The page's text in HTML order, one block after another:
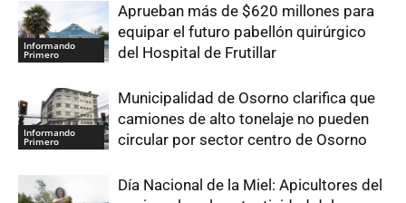
Informando
Primero
Aprueban más de $620 millones para
equipar el futuro pabellón quirúrgico
del Hospital de Frutillar
Informando
Primero
Municipalidad de Osorno clarifica que
camiones de alto tonelaje no pueden
circular por sector centro de Osorno
Día Nacional de la Miel: Apicultores del